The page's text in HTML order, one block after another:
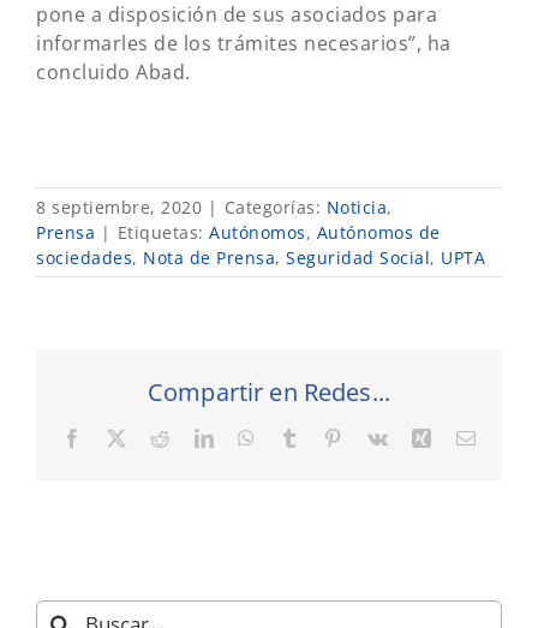
pone a disposición de sus asociados para
informarles de los trámites necesarios”, ha
concluido Abad.
8 septiembre, 2020 | Categorías: Noticia,
Prensa | Etiquetas: Autónomos, Autónomos de
sociedades, Nota de Prensa, Seguridad Social, UPTA
Compartir en Redes...
Facebook RedditLinkedInWhatsApp
Tumblr Pinterest
Vk XingCorreo
Buscar: